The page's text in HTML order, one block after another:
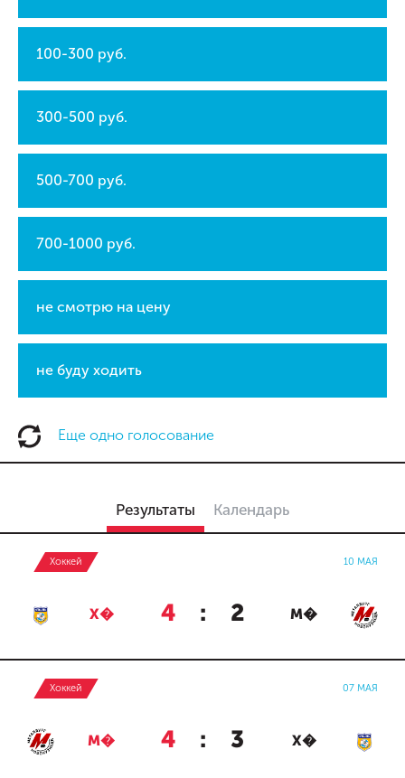
100-300 руб.
300-500 руб.
500-700 руб.
700-1000 руб.
не смотрю на цену
не буду ходить
Еще одно голосование
Результаты Календарь
Хоккей 10 МАЯ
Х� 4 : 2 М�
Хоккей 07 МАЯ
М� 4 : 3 Х�